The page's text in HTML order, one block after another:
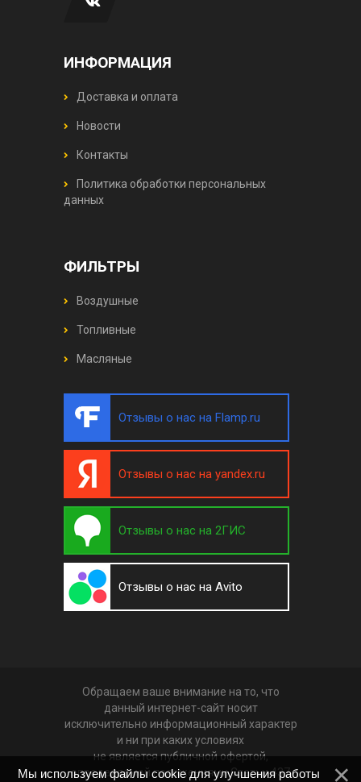
ИНФОРМАЦИЯ
Доставка и оплата
Новости
Контакты
Политика обработки персональных
данных
ФИЛЬТРЫ
Воздушные
Топливные
Масляные
Отзывы о нас на Flamp.ru
Отзывы о нас на yandex.ru
Отзывы о нас на 2ГИС
Отзывы о нас на Avito
Обращаем ваше внимание на то, что
данный интернет-сайт носит
исключительно информационный характер
и ни при каких условиях
не является публичной офертой,
определяемой положениями Статьи 437
Мы используем файлы cookie для улучшения работы